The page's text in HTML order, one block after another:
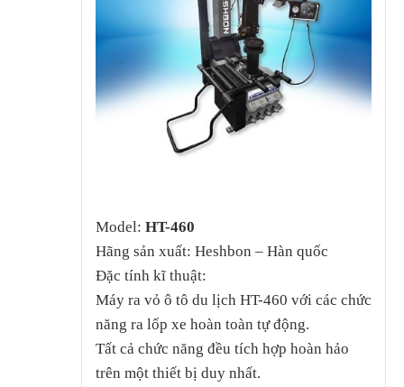
Model: HT-460
Hãng sản xuất: Heshbon – Hàn quốc
Đặc tính kĩ thuật:
Máy ra vỏ ô tô du lịch HT-460 với các chức
năng ra lốp xe hoàn toàn tự động.
Tất cả chức năng đều tích hợp hoàn hảo
trên một thiết bị duy nhất.